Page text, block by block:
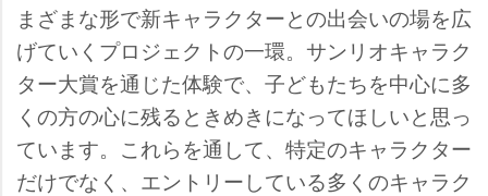
まざまな形で新キャラクターとの出会いの場を広
げていくプロジェクトの一環。サンリオキャラク
ター大賞を通じた体験で、子どもたちを中心に多
くの方の心に残るときめきになってほしいと思っ
ています。これらを通して、特定のキャラクター
だけでなく、エントリーしている多くのキャラク